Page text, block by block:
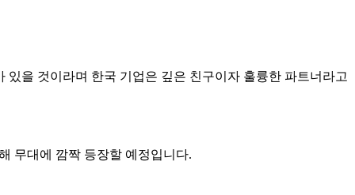
을 것이라며 한국 기업은 깊은 친구이자 훌륭한 파트너라고
무대에 깜짝 등장할 예정입니다.